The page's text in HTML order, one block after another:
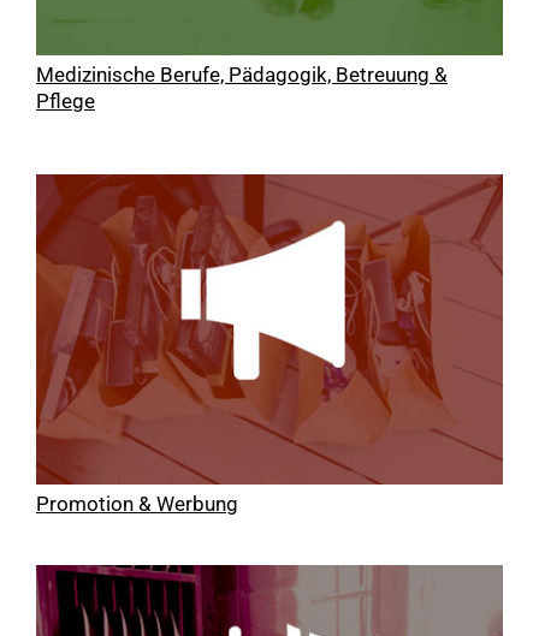
Medizinische Berufe, Pädagogik, Betreuung &
Pflege
Promotion & Werbung